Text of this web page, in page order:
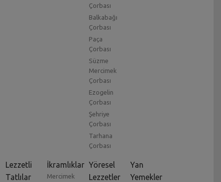
Çorbası
Balkabağı
Çorbası
Paça
Çorbası
Süzme
Mercimek
Çorbası
Ezogelin
Çorbası
Şehriye
Çorbası
Tarhana
Çorbası
Lezzetli
Tatlılar
İkramlıklar
Mercimek
Yöresel
Lezzetler
Yan
Yemekler